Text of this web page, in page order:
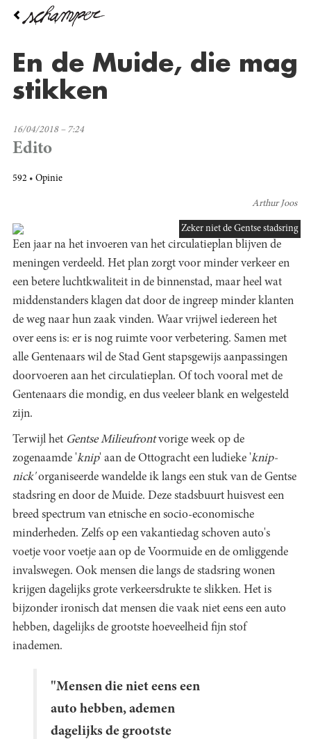
Overslaan
inhoud
En de Muide, die mag
stikken
16/04/2018 – 7:24
Edito
592 Opinie
Arthur Joos
Zeker niet de Gentse stadsring
Een jaar na het invoeren van het circulatieplan blijven de
meningen verdeeld. Het plan zorgt voor minder verkeer en
een betere luchtkwaliteit in de binnenstad, maar heel wat
middenstanders klagen dat door de ingreep minder klanten
de weg naar hun zaak vinden. Waar vrijwel iedereen het
over eens is: er is nog ruimte voor verbetering. Samen met
alle Gentenaars wil de Stad Gent stapsgewijs aanpassingen
doorvoeren aan het circulatieplan. Of toch vooral met de
Gentenaars die mondig, en dus veeleer blank en welgesteld
zijn.
Terwijl het Gentse Milieufrontvorige week op de
zogenaamde 'knip' aan de Ottogracht een ludieke 'knip-
nick'organiseerde wandelde ik langs een stuk van de Gentse
stadsring en door de Muide. Deze stadsbuurt huisvest een
breed spectrum van etnische en socio-economische
minderheden. Zelfs op een vakantiedag schoven auto's
voetje voor voetje aan op de Voormuide en de omliggende
invalswegen. Ook mensen die langs de stadsring wonen
krijgen dagelijks grote verkeersdrukte te slikken. Het is
bijzonder ironisch dat mensen die vaak niet eens een auto
hebben, dagelijks de grootste hoeveelheid fijn stof
inademen.
"Mensen die niet eens een
auto hebben, ademen
dagelijks de grootste